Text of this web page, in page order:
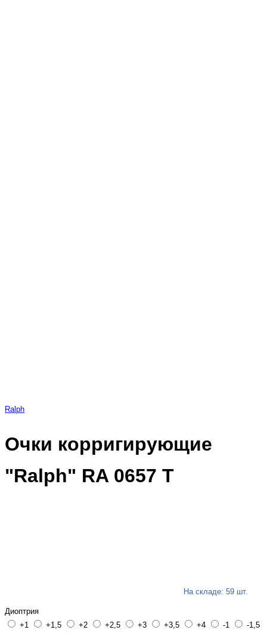
Ralph
Очки корригирующие
"Ralph" RA 0657 Т
На складе: 59 шт.
Диоптрия
+1
+1,5 +2 +2,5 +3 +3,5 +4 -1
-1,5